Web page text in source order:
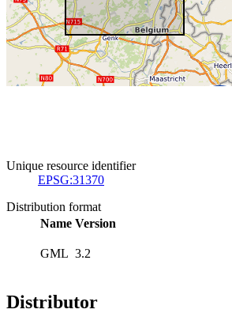
Unique resource identifier
EPSG:31370
Distribution format
Name Version
GML 3.2
Distributor